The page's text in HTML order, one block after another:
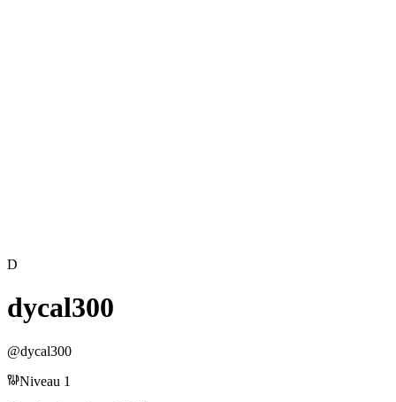
D
dycal300
@dycal300
Niveau 1